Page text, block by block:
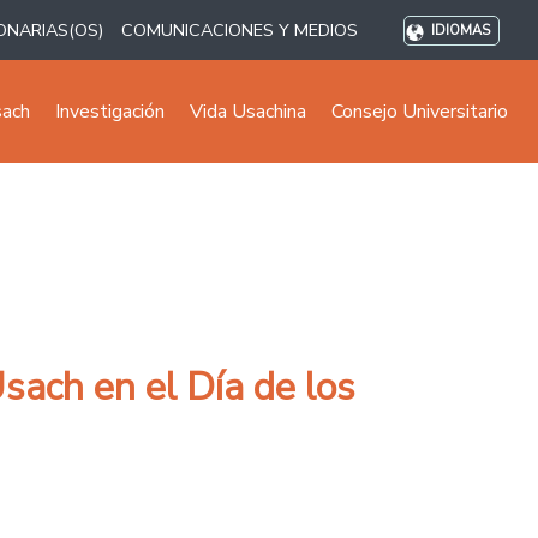
COMUNICACIONES Y MEDIOS IDIOMAS
Investigación Vida Usachina Consejo Universitario
en el Día de los